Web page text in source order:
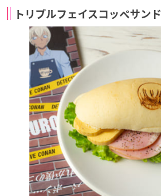
トリプルフェイスコッペサンド